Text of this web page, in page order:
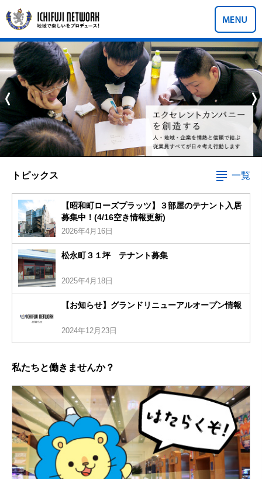
トピックス 一覧
【昭和町ローズプラッツ】３部屋のテナント入居
募集中！(4/16空き情報更新)
2026年4月16日
松永町３１坪 テナント募集
2025年4月18日
【お知らせ】グランドリニューアルオープン情報
2024年12月23日
私たちと働きませんか？